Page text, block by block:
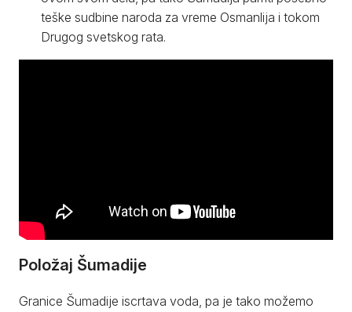
teške sudbine naroda za vreme Osmanlija i tokom
Drugog svetskog rata.
Položaj Šumadije
Granice Šumadije iscrtava voda, pa je tako možemo